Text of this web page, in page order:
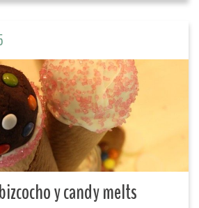
y candy melts